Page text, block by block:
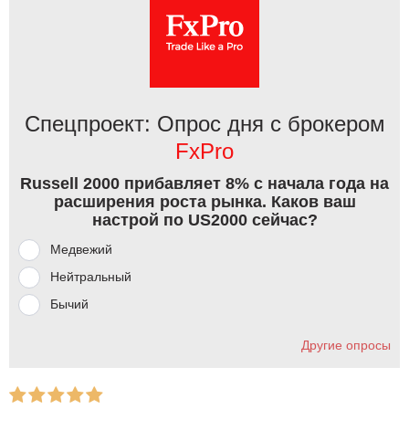
Спецпроект: Опрос дня с брокером
FxPro
Russell 2000 прибавляет 8% с начала года на
расширения роста рынка. Каков ваш
настрой по US2000 сейчас?
Медвежий
Нейтральный
Бычий
Другие опросы